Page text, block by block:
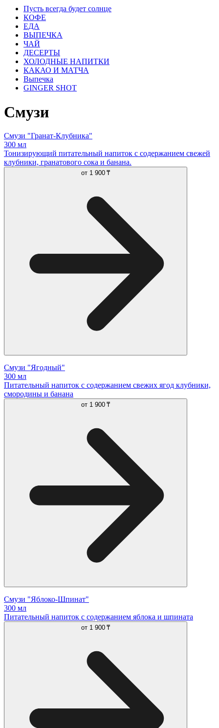
Пусть всегда будет солнце
КОФЕ
ЕДА
ВЫПЕЧКА
ЧАЙ
ДЕСЕРТЫ
ХОЛОДНЫЕ НАПИТКИ
КАКАО И МАТЧА
Выпечка
GINGER SHOT
Смузи
Смузи "Гранат-Клубника"
300 мл
Тонизирующий питательный напиток с содержанием свежей
клубники, гранатового сока и банана.
от 1 900 ₸
Смузи "Ягодный"
300 мл
Питательный напиток с содержанием свежих ягод клубники,
смородины и банана
от 1 900 ₸
Смузи "Яблоко-Шпинат"
300 мл
Питательный напиток с содержанием яблока и шпината
от 1 900 ₸